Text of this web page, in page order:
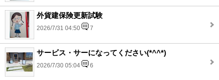
外貨建保険更新試験
2026/7/31 04:50 7
サービス・サーになってください(*^^*)
2026/7/30 05:04 6